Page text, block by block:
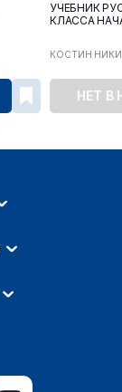
УЧЕБНИК
КЛАССА
КОСТИН
НЕТ В